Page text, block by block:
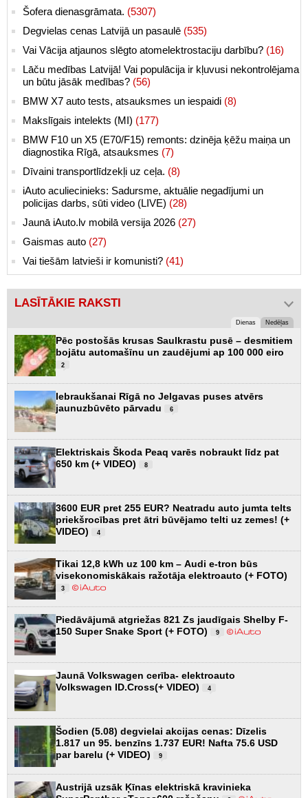
Šofera dienasgrāmata. (5307)
Degvielas cenas Latvijā un pasaulē (535)
Vai Vācija atjaunos slēgto atomelektrostaciju darbību? (16)
Lāču medības Latvijā! Vai populācija ir kļuvusi nekontrolējama
un būtu jāsāk medības? (56)
BMW X7 auto tests, atsauksmes un iespaidi (8)
Makslīgais intelekts (MI) (177)
BMW F10 un X5 (E70/F15) remonts: dzinēja ķēžu maiņa un
diagnostika Rīgā, atsauksmes (7)
Dīvaini transportlīdzekļi uz ceļa. (8)
iAuto aculiecinieks: Sadursme, aktuālie negadījumi un
policijas darbs, sūti video (LIVE) (28)
Jaunā iAuto.lv mobilā versija 2026 (27)
Gaismas auto (27)
Vai tiešām latvieši ir komunisti? (41)
LASĪTĀKIE RAKSTI
Dienas Nedēļas
Pēc postošās krusas Saulkrastu pusē – desmitiem
bojātu automašīnu un zaudējumi ap 100 000 eiro
2
Iebraukšanai Rīgā no Jelgavas puses atvērs
jaunuzbūvēto pārvadu
6
Elektriskais Škoda Peaq varēs nobraukt līdz pat
650 km (+ VIDEO)
8
3600 EUR pret 255 EUR? Neatradu auto jumta telts
priekšrocības pret ātri būvējamo telti uz zemes! (+
VIDEO)
4
Tikai 12,8 kWh uz 100 km – Audi e-tron būs
visekonomiskākais ražotāja elektroauto (+ FOTO)
3
Piedāvājumā atgriežas 821 Zs jaudīgais Shelby F-
150 Super Snake Sport (+ FOTO)
9
Jaunā Volkswagen cerība- elektroauto
Volkswagen ID.Cross(+ VIDEO)
4
Šodien (5.08) degvielai akcijas cenas: Dīzelis
1.817 un 95. benzīns 1.737 EUR! Nafta 75.6 USD
par barelu (+ VIDEO)
9
Austrijā uzsāk Ķīnas elektriskā kravinieka